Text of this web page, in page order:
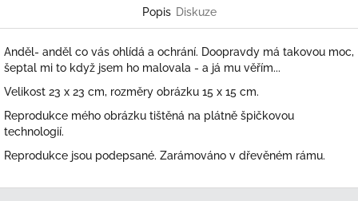
Popis Diskuze
Anděl- anděl co vás ohlídá a ochrání. Doopravdy má takovou moc,
šeptal mi to když jsem ho malovala - a já mu věřím...
Velikost 23 x 23 cm, rozměry obrázku 15 x 15 cm.
Reprodukce mého obrázku tištěná na plátně špičkovou
technologií.
Reprodukce jsou podepsané. Zarámováno v dřevěném rámu.